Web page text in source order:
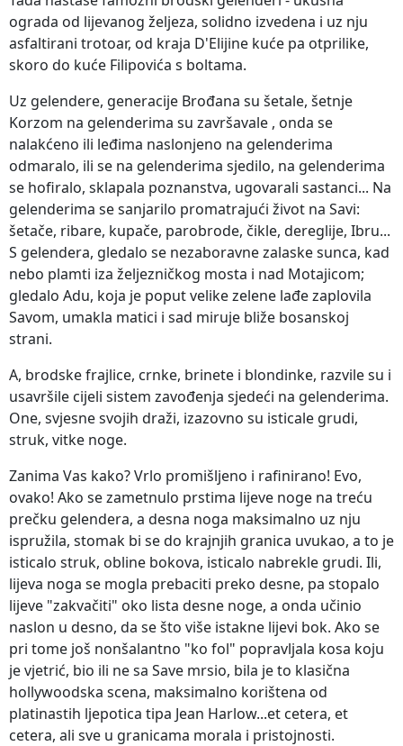
ograda od lijevanog željeza, solidno izvedena i uz nju
asfaltirani trotoar, od kraja D'Elijine kuće pa otprilike,
skoro do kuće Filipovića s boltama.
Uz gelendere, generacije Brođana su šetale, šetnje
Korzom na gelenderima su završavale , onda se
nalakćeno ili leđima naslonjeno na gelenderima
odmaralo, ili se na gelenderima sjedilo, na gelenderima
se hofiralo, sklapala poznanstva, ugovarali sastanci... Na
gelenderima se sanjarilo promatrajući život na Savi:
šetače, ribare, kupače, parobrode, čikle, dereglije, Ibru...
S gelendera, gledalo se nezaboravne zalaske sunca, kad
nebo plamti iza željezničkog mosta i nad Motajicom;
gledalo Adu, koja je poput velike zelene lađe zaplovila
Savom, umakla matici i sad miruje bliže bosanskoj
strani.
A, brodske frajlice, crnke, brinete i blondinke, razvile su i
usavršile cijeli sistem zavođenja sjedeći na gelenderima.
One, svjesne svojih draži, izazovno su isticale grudi,
struk, vitke noge.
Zanima Vas kako? Vrlo promišljeno i rafinirano! Evo,
ovako! Ako se zametnulo prstima lijeve noge na treću
prečku gelendera, a desna noga maksimalno uz nju
ispružila, stomak bi se do krajnjih granica uvukao, a to je
isticalo struk, obline bokova, isticalo nabrekle grudi. Ili,
lijeva noga se mogla prebaciti preko desne, pa stopalo
lijeve "zakvačiti" oko lista desne noge, a onda učinio
naslon u desno, da se što više istakne lijevi bok. Ako se
pri tome još nonšalantno "ko fol" popravljala kosa koju
je vjetrić, bio ili ne sa Save mrsio, bila je to klasična
hollywoodska scena, maksimalno korištena od
platinastih ljepotica tipa Jean Harlow...et cetera, et
cetera, ali sve u granicama morala i pristojnosti.